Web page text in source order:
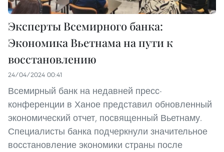
Эксперты Всемирного банка:
Экономика Вьетнама на пути к
восстановлению
24/04/2024 00:41
Всемирный банк на недавней пресс-
конференции в Ханое представил обновленный
экономический отчет, посвященный Вьетнаму.
Специалисты банка подчеркнули значительное
восстановление экономики страны после